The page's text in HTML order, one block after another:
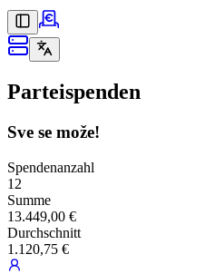
Parteispenden
Sve se može!
Spendenanzahl
12
Summe
13.449,00 €
Durchschnitt
1.120,75 €